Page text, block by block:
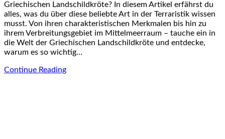
Griechischen Landschildkröte? In diesem Artikel erfährst du
alles, was du über diese beliebte Art in der Terraristik wissen
musst. Von ihren charakteristischen Merkmalen bis hin zu
ihrem Verbreitungsgebiet im Mittelmeerraum – tauche ein in
die Welt der Griechischen Landschildkröte und entdecke,
warum es so wichtig…
Continue Reading